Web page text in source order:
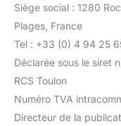
Siège social : 1280
Plages, France
Tel : +33 (0) 4 94 25
Déclarée sous le siret
RCS Toulon
Numéro TVA
Directeur de la